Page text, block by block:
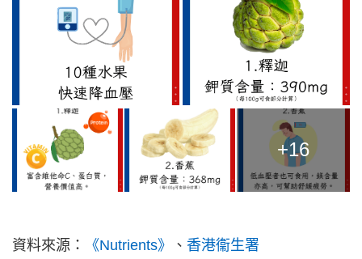
+16
資料來源： 《Nutrients》 、 香港衞生署